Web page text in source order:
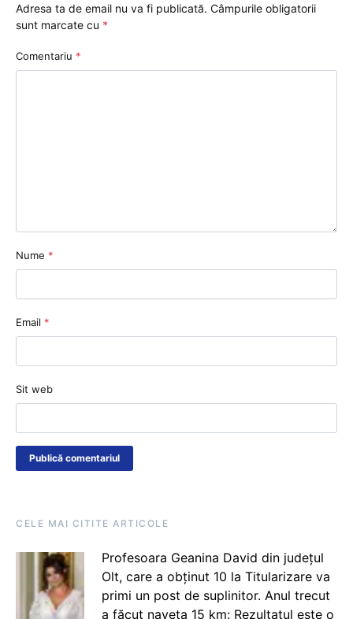
Adresa ta de email nu va fi publicată. Câmpurile obligatorii
sunt marcate cu *
Comentariu *
Nume *
Email *
Sit web
CELE MAI CITITE ARTICOLE
Profesoara Geanina David din județul
Olt, care a obținut 10 la Titularizare va
primi un post de suplinitor. Anul trecut
a făcut naveta 15 km: Rezultatul este o